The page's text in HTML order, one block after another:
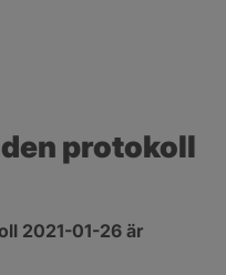
protokoll
2021-01-26 är